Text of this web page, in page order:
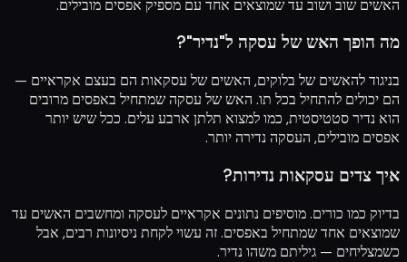
האשים שוב ושוב עד שמוצאים אחד עם מספיק אפסים מובילים.
מה הופך האש של עסקה ל"נדיר"?
בניגוד להאשים של בלוקים, האשים של עסקאות הם בעצם אקראיים —
הם יכולים להתחיל בכל תו. האש של עסקה שמתחיל באפסים מרובים
הוא נדיר סטטיסטית, כמו למצוא תלתן ארבע עלים. ככל שיש יותר
אפסים מובילים, העסקה נדירה יותר.
איך צדים עסקאות נדירות?
בדיוק כמו כורים. מוסיפים נתונים אקראיים לעסקה ומחשבים האשים עד
שמוצאים אחד שמתחיל באפסים. זה עשוי לקחת ניסיונות רבים, אבל
כשמצליחים — גיליתם משהו נדיר.